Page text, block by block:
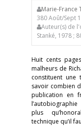
Marie-France
380 Août/Sept
Auteur(s) de
Stanké, 1978 ;
Huit cents
malheurs de
constituent
savoir combien
publication en
plus
technique qu’il